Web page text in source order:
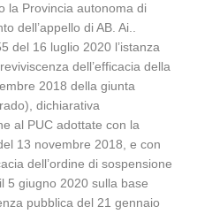
la Provincia autonoma di
dell’appello di AB. Ai..
del 16 luglio 2020 l’istanza
dell’efficacia della
2018 della giunta
dichiarativa
al PUC adottate con la
13 novembre 2018, e con
dell’ordine di sospensione
5 giugno 2020 sulla base
pubblica del 21 gennaio